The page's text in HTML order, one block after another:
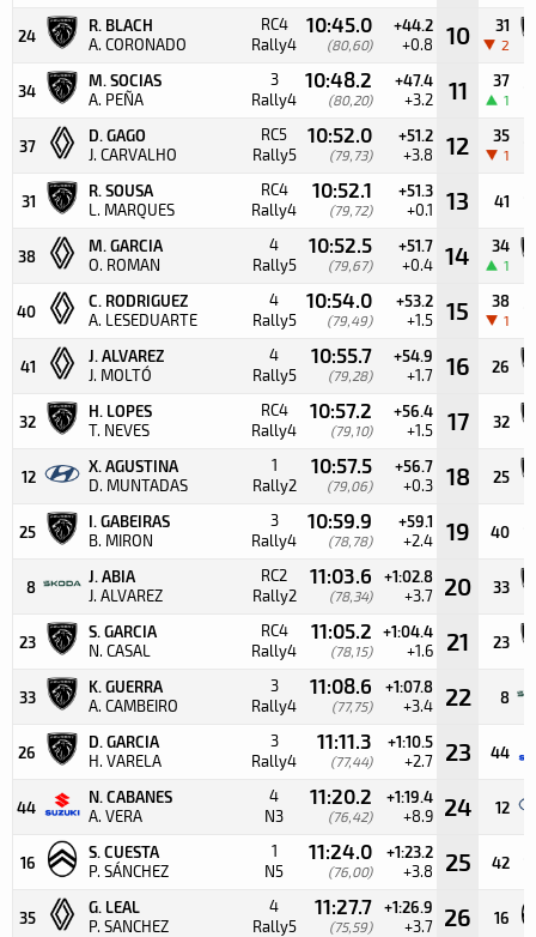
24
R. BLACH
A. CORONADO
RC4
Rally4
10:45.0
(80,60)
+44.2
+0.8 10 31
2
34
M. SOCIAS
A. PEÑA
3
Rally4
10:48.2
(80,20)
+47.4
+3.2 11 37
1
37
D. GAGO
J. CARVALHO
RC5
Rally5
10:52.0
(79,73)
+51.2
+3.8 12 35
1
31
R. SOUSA
L. MARQUES
RC4
Rally4
10:52.1
(79,72)
+51.3
+0.1 13 41
38
M. GARCIA
O. ROMAN
4
Rally5
10:52.5
(79,67)
+51.7
+0.4 14 34
1
40
C. RODRIGUEZ
A. LESEDUARTE
4
Rally5
10:54.0
(79,49)
+53.2
+1.5 15 38
1
41
J. ALVAREZ
J. MOLTÓ
4
Rally5
10:55.7
(79,28)
+54.9
+1.7 16 26
32
H. LOPES
T. NEVES
RC4
Rally4
10:57.2
(79,10)
+56.4
+1.5 17 32
12
X. AGUSTINA
D. MUNTADAS
1
Rally2
10:57.5
(79,06)
+56.7
+0.3 18 25
25
I. GABEIRAS
B. MIRON
3
Rally4
10:59.9
(78,78)
+59.1
+2.4 19 40
8
J. ABIA
J. ALVAREZ
RC2
Rally2
11:03.6
(78,34)
+1:02.8
+3.7 20 33
23
S. GARCIA
N. CASAL
RC4
Rally4
11:05.2
(78,15)
+1:04.4
+1.6 21 23
33
K. GUERRA
A. CAMBEIRO
3
Rally4
11:08.6
(77,75)
+1:07.8
+3.4 22 8
26
D. GARCIA
H. VARELA
3
Rally4
11:11.3
(77,44)
+1:10.5
+2.7 23 44
44
N. CABANES
A. VERA
4
N3
11:20.2
(76,42)
+1:19.4
+8.9 24 12
16
S. CUESTA
P. SÁNCHEZ
1
N5
11:24.0
(76,00)
+1:23.2
+3.8 25 42
35
G. LEAL
P. SANCHEZ
4
Rally5
11:27.7
(75,59)
+1:26.9
+3.7 26 16